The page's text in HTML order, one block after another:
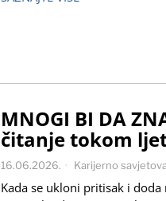
MNOGI BI DA
čitanje tokom
16.06.2026. Karijerno
Kada se ukloni pritisak i